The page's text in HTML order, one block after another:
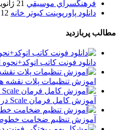
فرهنگسراي موسيقي 21 ژانویه 2015
دانلود پاورپوینت کبوتر خانه 12 آوریل 2015
مطالب پربازدید
دانلود فونت کاتب
اموزش تنظیمات پلات نقشه
آموزش کامل فرمان Scale در اتوکد
آموزش تنظیم ضخامت خطوط